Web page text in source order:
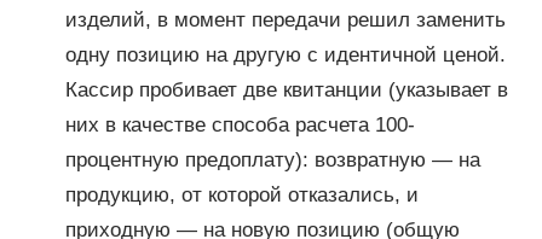
изделий, в момент передачи решил заменить
одну позицию на другую с идентичной ценой.
Кассир пробивает две квитанции (указывает в
них в качестве способа расчета 100-
процентную предоплату): возвратную — на
продукцию, от которой отказались, и
приходную — на новую позицию (общую